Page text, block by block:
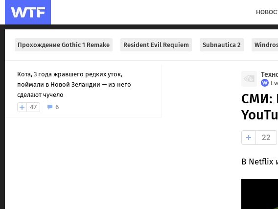
Прохождение Gothic 1 Remake Resident Evil Requiem Subnautica 2
Кота, 3 года жравшего редких уток,
поймали в Новой Зеландии — из него
сделают чучело
47
6
СМИ:
22
В Netflix